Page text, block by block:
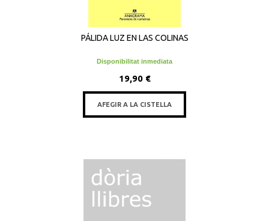
PÁLIDA LUZ EN LAS COLINAS
Disponibilitat inmediata
19,90 €
AFEGIR A LA CISTELLA